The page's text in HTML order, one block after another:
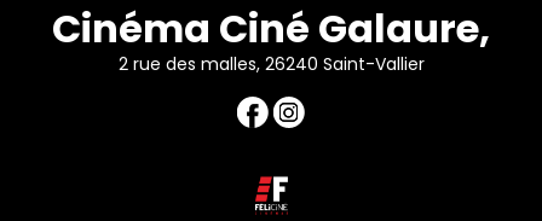
Cinéma Ciné Galaure,
2 rue des malles, 26240 Saint-Vallier